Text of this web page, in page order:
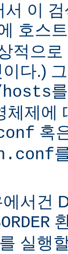
이
호스
적으
다.)
체제에
혹
서건
실행